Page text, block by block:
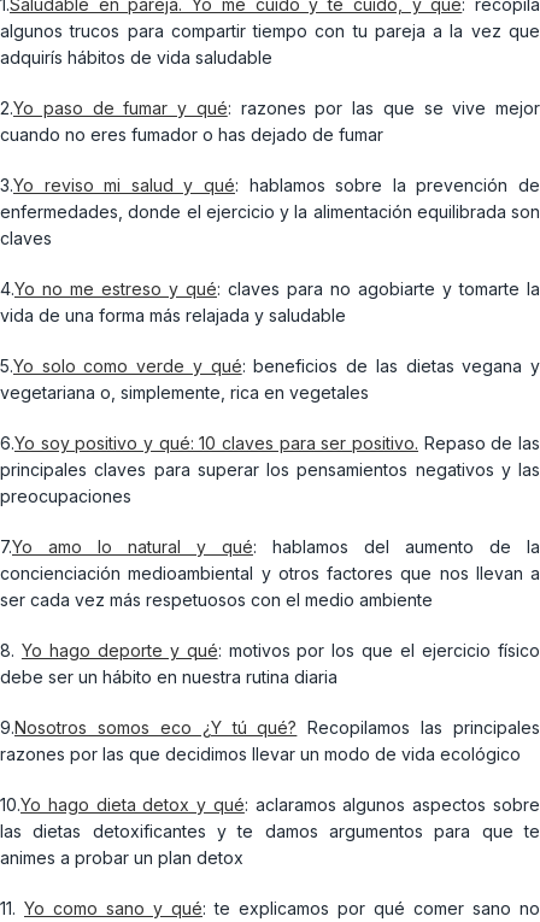
algunos trucos para compartir tiempo con tu pareja a la vez que
adquirís hábitos de vida saludable
2.Yo paso de fumar y qué: razones por las que se vive mejor
cuando no eres fumador o has dejado de fumar
3.Yo reviso mi salud y qué: hablamos sobre la prevención de
enfermedades, donde el ejercicio y la alimentación equilibrada son
claves
4.Yo no me estreso y qué: claves para no agobiarte y tomarte la
vida de una forma más relajada y saludable
5.Yo solo como verde y qué: beneficios de las dietas vegana y
vegetariana o, simplemente, rica en vegetales
6.Yo soy positivo y qué: 10 claves para ser positivo. Repaso de las
principales claves para superar los pensamientos negativos y las
preocupaciones
7.Yo amo lo natural y qué: hablamos del aumento de la
concienciación medioambiental y otros factores que nos llevan a
ser cada vez más respetuosos con el medio ambiente
8. Yo hago deporte y qué: motivos por los que el ejercicio físico
debe ser un hábito en nuestra rutina diaria
9.Nosotros somos eco ¿Y tú qué? Recopilamos las principales
razones por las que decidimos llevar un modo de vida ecológico
10.Yo hago dieta detox y qué: aclaramos algunos aspectos sobre
las dietas detoxificantes y te damos argumentos para que te
animes a probar un plan detox
11. Yo como sano y qué: te explicamos por qué comer sano no